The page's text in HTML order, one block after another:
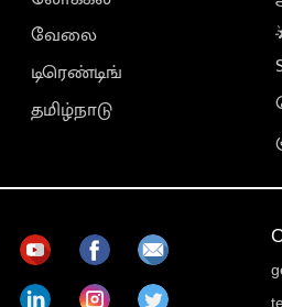
வேலை
டிரெண்டிங்
தமிழ்நாடு